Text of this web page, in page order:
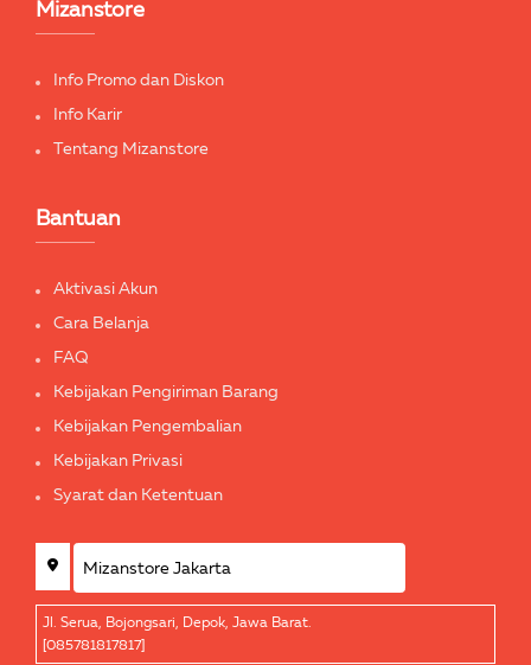
Mizanstore
Info Promo dan Diskon
Info Karir
Tentang Mizanstore
Bantuan
Aktivasi Akun
Cara Belanja
FAQ
Kebijakan Pengiriman Barang
Kebijakan Pengembalian
Kebijakan Privasi
Syarat dan Ketentuan
Jl. Serua, Bojongsari, Depok, Jawa Barat.
[085781817817]